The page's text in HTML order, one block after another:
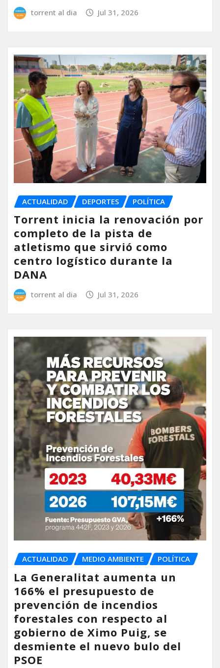
torrent al dia Jul 31, 2026
ACTUALIDAD DEPORTES POLÍTICA
Torrent inicia la renovación por
completo de la pista de
atletismo que sirvió como
centro logístico durante la
DANA
torrent al dia Jul 31, 2026
ACTUALIDAD MEDIO AMBIENTE POLÍTICA
La Generalitat aumenta un
166% el presupuesto de
prevención de incendios
forestales con respecto al
gobierno de Ximo Puig, se
desmiente el nuevo bulo del
PSOE